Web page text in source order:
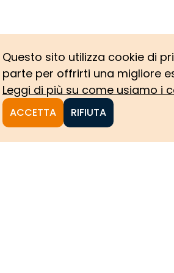
Questo sito utilizza cookie di
parte per offrirti una migliore
Leggi di più su come usiamo i
ACCETTA RIFIUTA